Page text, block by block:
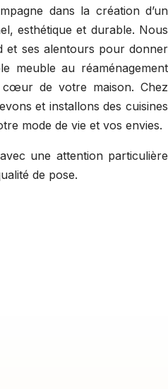
dans la création d’un
esthétique et durable. Nous
et ses alentours pour donner
meuble au réaménagement
de votre maison. Chez
et installons des cuisines
mode de vie et vos envies.
une attention particulière
de pose.